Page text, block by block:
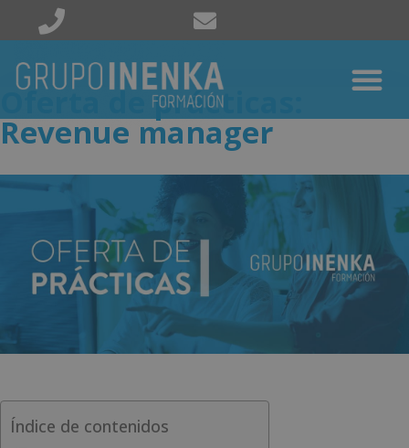
Oferta de prácticas:
Revenue manager
Índice de contenidos